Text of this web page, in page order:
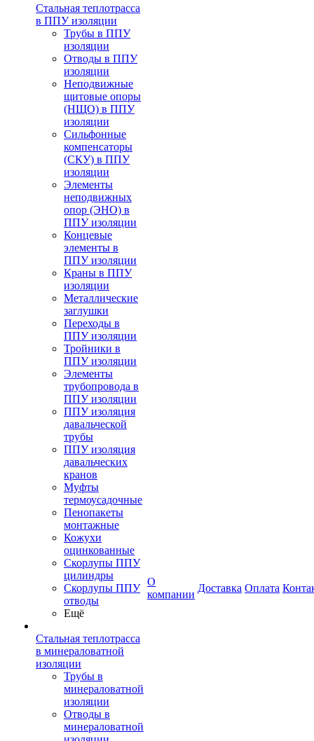
Стальная теплотрасса
в ППУ изоляции
Трубы в ППУ
изоляции
Отводы в ППУ
изоляции
Неподвижные
щитовые опоры
(НЩО) в ППУ
изоляции
Cильфонные
компенсаторы
(СКУ) в ППУ
изоляции
Элементы
неподвижных
опор (ЭНО) в
ППУ изоляции
Концевые
элементы в
ППУ изоляции
Краны в ППУ
изоляции
Металлические
заглушки
Переходы в
ППУ изоляции
Тройники в
ППУ изоляции
Элементы
трубопровода в
ППУ изоляции
ППУ изоляция
давальческой
трубы
ППУ изоляция
давальческих
кранов
Муфты
термоусадочные
Пенопакеты
монтажные
Кожухи
оцинкованные
Скорлупы ППУ
цилиндры
Скорлупы ППУ
отводы
Ещё
Стальная теплотрасса
в минераловатной
изоляции
Трубы в
минераловатной
изоляции
Отводы в
минераловатной
О
компании
Доставка Оплата